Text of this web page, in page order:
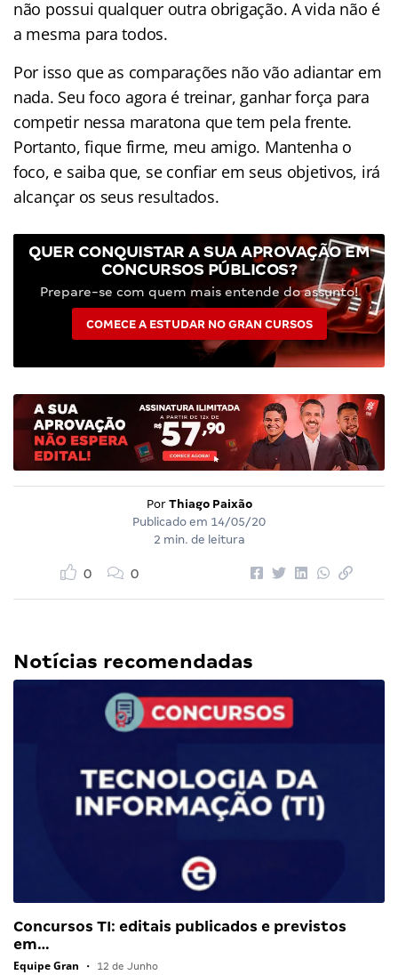
não possui qualquer outra obrigação. A vida não é
a mesma para todos.
Por isso que as comparações não vão adiantar em
nada. Seu foco agora é treinar, ganhar força para
competir nessa maratona que tem pela frente.
Portanto, fique firme, meu amigo. Mantenha o
foco, e saiba que, se confiar em seus objetivos, irá
alcançar os seus resultados.
QUER CONQUISTAR A SUA APROVAÇÃO EM
CONCURSOS PÚBLICOS?
Prepare-se com quem mais entende do assunto!
COMECE A ESTUDAR NO GRAN CURSOS
Por Thiago Paixão
Publicado em 14/05/20
2 min. de leitura
0 0
Notícias recomendadas
Concursos TI: editais publicados e previstos
em…
Equipe Gran • 12 de Junho